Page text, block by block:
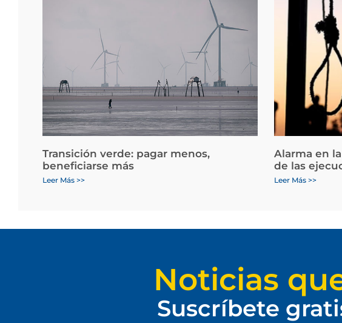
Transición verde: pagar menos,
beneficiarse más
Leer Más >>
Alarma en
de las
Leer Más >>
Noticias
Suscríbete